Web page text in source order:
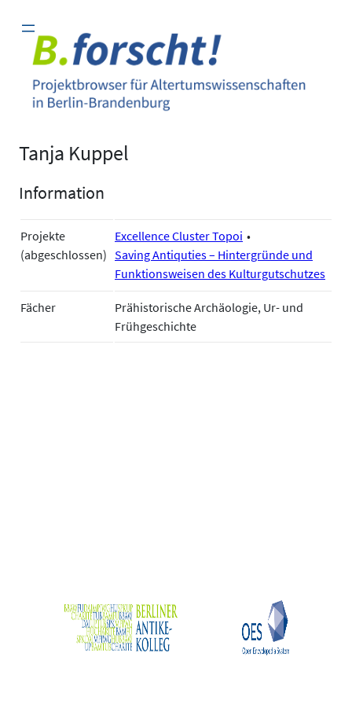
Inhalt
springen
Tanja Kuppel
Information
Projekte
(abgeschlossen)
Excellence Cluster Topoi
Saving Antiquties – Hintergründe und
Funktionsweisen des Kulturgutschutzes
Fächer
Prähistorische Archäologie, Ur- und
Frühgeschichte